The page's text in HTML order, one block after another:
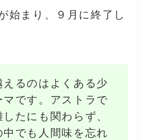
始まり、９月に終了し
るのはよくある少
マです。アストラで
たにも関わらず、
中でも人間味を忘れ